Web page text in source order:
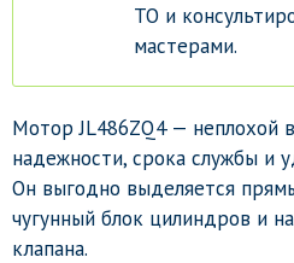
ТО и
мастерами.
Мотор JL486ZQ4 — неплохой
надежности, срока службы и
Он выгодно выделяется
чугунный блок цилиндров и
клапана.